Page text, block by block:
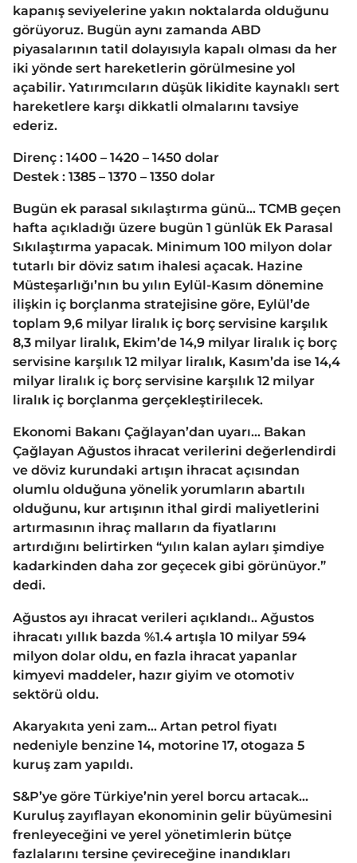
kapanış seviyelerine yakın noktalarda olduğunu
görüyoruz. Bugün aynı zamanda ABD
piyasalarının tatil dolayısıyla kapalı olması da her
iki yönde sert hareketlerin görülmesine yol
açabilir. Yatırımcıların düşük likidite kaynaklı sert
hareketlere karşı dikkatli olmalarını tavsiye
ederiz.
Direnç : 1400 – 1420 – 1450 dolar
Destek : 1385 – 1370 – 1350 dolar
Bugün ek parasal sıkılaştırma günü… TCMB geçen
hafta açıkladığı üzere bugün 1 günlük Ek Parasal
Sıkılaştırma yapacak. Minimum 100 milyon dolar
tutarlı bir döviz satım ihalesi açacak. Hazine
Müsteşarlığı’nın bu yılın Eylül-Kasım dönemine
ilişkin iç borçlanma stratejisine göre, Eylül’de
toplam 9,6 milyar liralık iç borç servisine karşılık
8,3 milyar liralık, Ekim’de 14,9 milyar liralık iç borç
servisine karşılık 12 milyar liralık, Kasım’da ise 14,4
milyar liralık iç borç servisine karşılık 12 milyar
liralık iç borçlanma gerçekleştirilecek.
Ekonomi Bakanı Çağlayan’dan uyarı… Bakan
Çağlayan Ağustos ihracat verilerini değerlendirdi
ve döviz kurundaki artışın ihracat açısından
olumlu olduğuna yönelik yorumların abartılı
olduğunu, kur artışının ithal girdi maliyetlerini
artırmasının ihraç malların da fiyatlarını
artırdığını belirtirken “yılın kalan ayları şimdiye
kadarkinden daha zor geçecek gibi görünüyor.”
dedi.
Ağustos ayı ihracat verileri açıklandı.. Ağustos
ihracatı yıllık bazda %1.4 artışla 10 milyar 594
milyon dolar oldu, en fazla ihracat yapanlar
kimyevi maddeler, hazır giyim ve otomotiv
sektörü oldu.
Akaryakıta yeni zam… Artan petrol fiyatı
nedeniyle benzine 14, motorine 17, otogaza 5
kuruş zam yapıldı.
S&P’ye göre Türkiye’nin yerel borcu artacak…
Kuruluş zayıflayan ekonominin gelir büyümesini
frenleyeceğini ve yerel yönetimlerin bütçe
fazlalarını tersine çevireceğine inandıkları